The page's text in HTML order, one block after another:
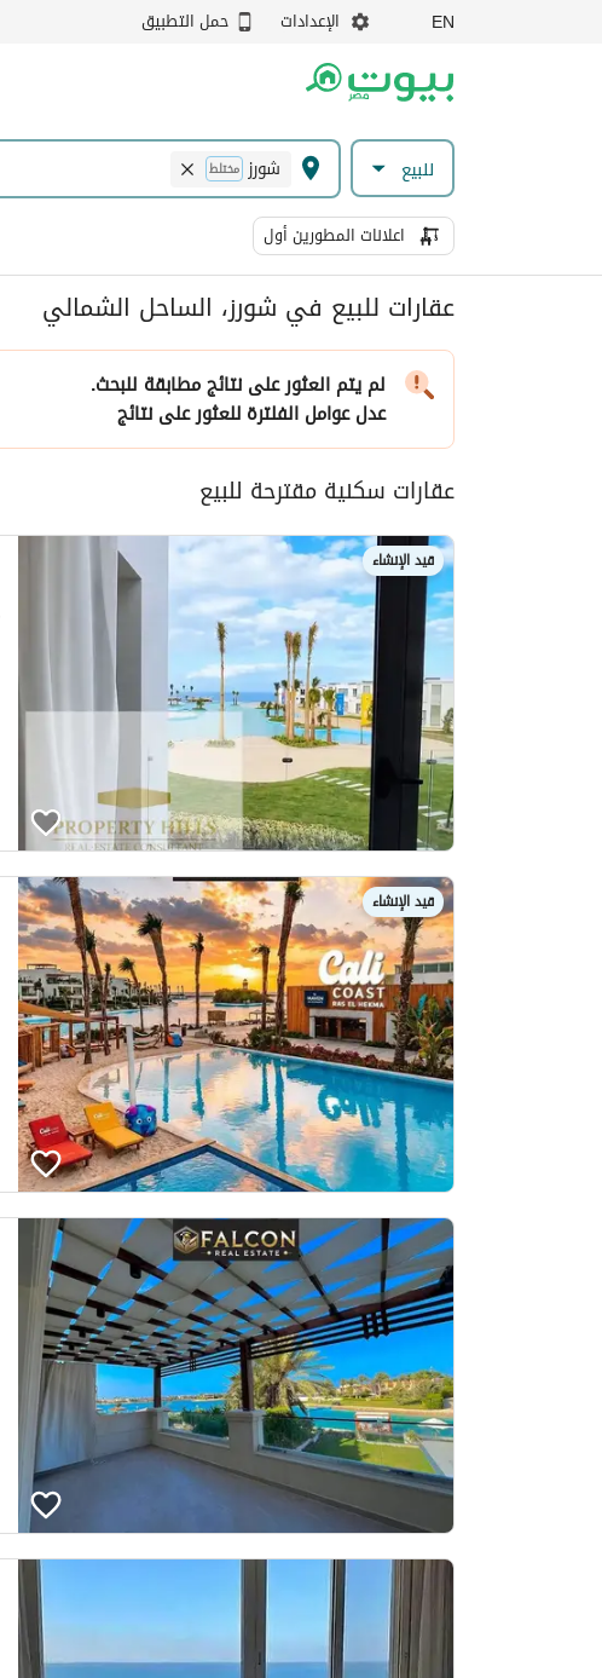
EN الإعدادات حمل التطبيق
للبيع شورز مختلط
اعلانات المطورين أول
عقارات للبيع في شورز، الساحل الشمالي
لم يتم العثور على نتائج مطابقة للبحث.
عدل عوامل الفلترةللعثور على نتائج
عقارات سكنية مقترحة للبيع
قيد الإنشاء
قيد الإنشاء